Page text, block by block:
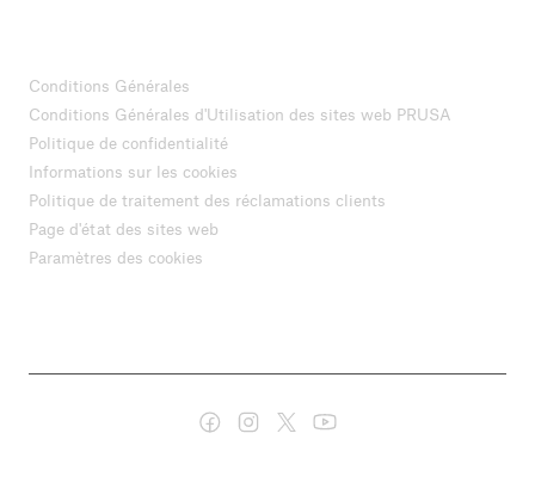
Conditions Générales
Conditions Générales d'Utilisation des sites web PRUSA
Politique de confidentialité
Informations sur les cookies
Politique de traitement des réclamations clients
Page d'état des sites web
Paramètres des cookies